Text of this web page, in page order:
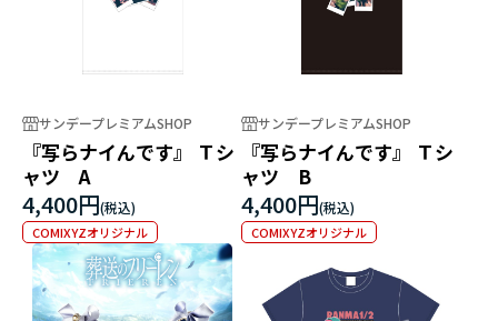
サンデープレミアムSHOP
『写らナイんです』 Ｔシ
ャツ A
4,400円
COMIXYZオリジナル
サンデープレミアムSHOP
『写らナイんです』 Ｔシ
ャツ B
4,400円
COMIXYZオリジナル